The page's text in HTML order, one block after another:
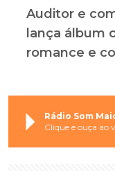
Auditor e
lança álbum
romance e
Rádio Som
Clique e ouça ao